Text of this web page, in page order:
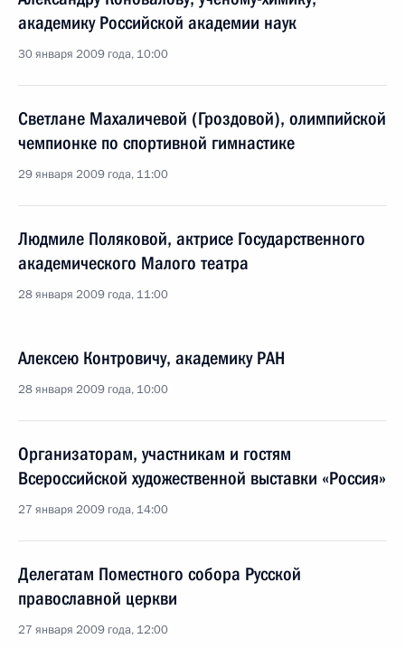
академику Российской академии наук
30 января 2009 года, 10:00
Светлане Махаличевой (Гроздовой), олимпийской
чемпионке по спортивной гимнастике
29 января 2009 года, 11:00
Людмиле Поляковой, актрисе Государственного
академического Малого театра
28 января 2009 года, 11:00
Алексею Контровичу, академику РАН
28 января 2009 года, 10:00
Организаторам, участникам и гостям
Всероссийской художественной выставки «Россия»
27 января 2009 года, 14:00
Делегатам Поместного собора Русской
православной церкви
27 января 2009 года, 12:00